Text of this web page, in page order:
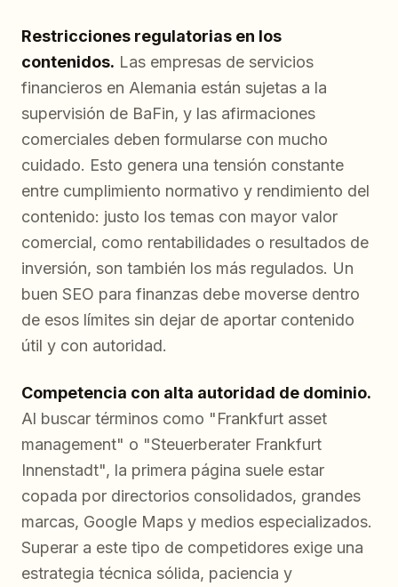
Restricciones regulatorias en los
contenidos. Las empresas de servicios
financieros en Alemania están sujetas a la
supervisión de BaFin, y las afirmaciones
comerciales deben formularse con mucho
cuidado. Esto genera una tensión constante
entre cumplimiento normativo y rendimiento del
contenido: justo los temas con mayor valor
comercial, como rentabilidades o resultados de
inversión, son también los más regulados. Un
buen SEO para finanzas debe moverse dentro
de esos límites sin dejar de aportar contenido
útil y con autoridad.
Competencia con alta autoridad de dominio.
Al buscar términos como "Frankfurt asset
management" o "Steuerberater Frankfurt
Innenstadt", la primera página suele estar
copada por directorios consolidados, grandes
marcas, Google Maps y medios especializados.
Superar a este tipo de competidores exige una
estrategia técnica sólida, paciencia y